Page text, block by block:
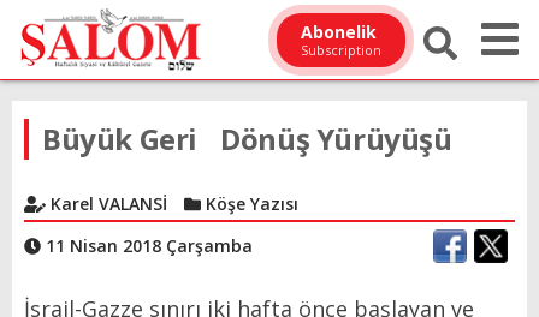
Abonelik
Subscription
Büyük Geri Dönüş Yürüyüşü
Karel VALANSİ
Köşe Yazısı
11 Nisan 2018 Çarşamba
İsrail-Gazze sınırı iki hafta önce başlayan ve